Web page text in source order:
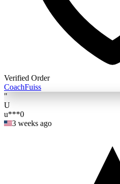
Verified Order
CoachFuiss
"
U
u***0
3 weeks ago